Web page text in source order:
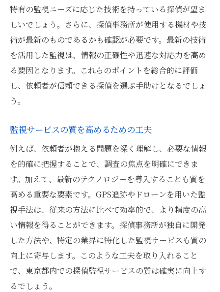
特有の監視ニーズに応じた技術を持っている探偵が望ま
しいでしょう。さらに、探偵事務所が使用する機材や技
術が最新のものであるかも確認が必要です。最新の技術
を活用した監視は、情報の正確性や迅速な対応力を高め
る要因となります。これらのポイントを総合的に評価
し、依頼者が信頼できる探偵を選ぶ手助けとなるでしょ
う。
監視サービスの質を高めるための工夫
例えば、依頼者が抱える問題を深く理解し、必要な情報
を的確に把握することで、調査の焦点を明確にできま
す。加えて、最新のテクノロジーを導入することも質を
高める重要な要素です。GPS追跡やドローンを用いた監
視手法は、従来の方法に比べて効率的で、より精度の高
い情報を得ることができます。探偵事務所が独自に開発
した方法や、特定の業界に特化した監視サービスも質の
向上に寄与します。このような工夫を取り入れること
で、東京都内での探偵監視サービスの質は確実に向上す
るでしょう。